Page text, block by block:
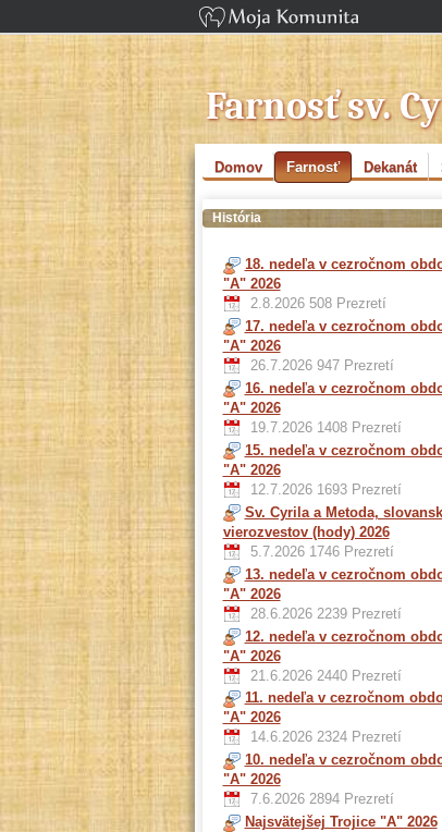
Farnosť sv.
Domov Farnosť Dekanát
História
18. nedeľa v cezročnom
"A" 2026
2.8.2026 508 Prezretí
17. nedeľa v cezročnom
"A" 2026
26.7.2026 947 Prezretí
16. nedeľa v cezročnom
"A" 2026
19.7.2026 1408 Prezretí
15. nedeľa v cezročnom
"A" 2026
12.7.2026 1693 Prezretí
Sv. Cyrila a Metoda,
vierozvestov (hody) 2026
5.7.2026 1746 Prezretí
13. nedeľa v cezročnom
"A" 2026
28.6.2026 2239 Prezretí
12. nedeľa v cezročnom
"A" 2026
21.6.2026 2440 Prezretí
11. nedeľa v cezročnom
"A" 2026
14.6.2026 2324 Prezretí
10. nedeľa v cezročnom
"A" 2026
7.6.2026 2894 Prezretí
Najsvätejšej Trojice "A" 2026